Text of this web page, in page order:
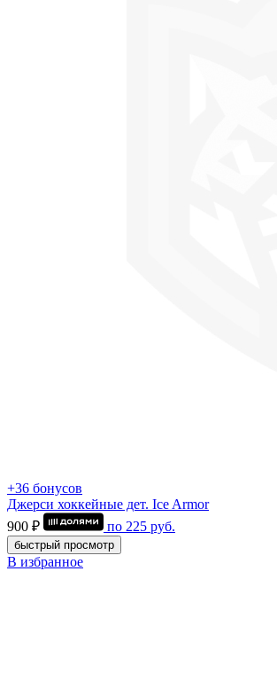
+36 бонусов
Джерси хоккейные дет. Ice Armor
900 ₽
по 225 руб.
быстрый просмотр
В избранное